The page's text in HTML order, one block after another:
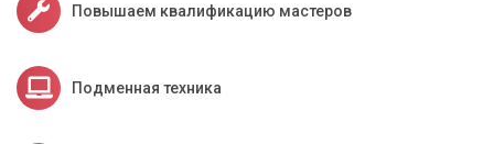
Повышаем квалификацию мастеров
Подменная техника